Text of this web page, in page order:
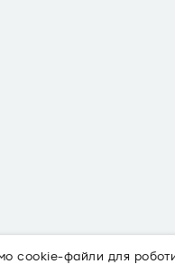
cookie-файли для